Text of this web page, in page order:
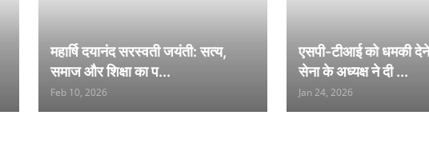
महार्षि दयानंद सरस्वती जयंती: सत्य,
समाज और शिक्षा का प...
Feb 10, 2026
एसपी-टीआई को धमकी
सेना के अध्यक्ष ने दी ...
Jan 24, 2026